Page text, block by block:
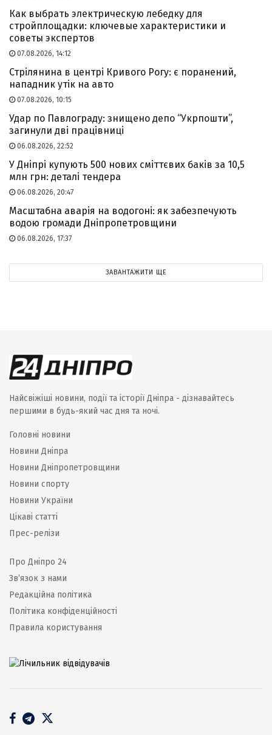
Как выбрать электрическую лебедку для
стройплощадки: ключевые характеристики и
советы экспертов
07.08.2026, 14:12
Стрілянина в центрі Кривого Рогу: є поранений,
нападник утік на авто
07.08.2026, 10:15
Удар по Павлограду: знищено депо “Укрпошти”,
загинули дві працівниці
06.08.2026, 22:52
У Дніпрі купують 500 нових сміттєвих баків за 10,5
млн грн: деталі тендера
06.08.2026, 20:47
Масштабна аварія на водогоні: як забезпечують
водою громади Дніпропетровщини
06.08.2026, 17:37
ЗАВАНТАЖИТИ ЩЕ
Найсвіжіші новини, події та історії Дніпра - дізнавайтесь
першими в будь-який час дня та ночі.
Головні новини
Новини Дніпра
Новини Дніпропетровщини
Новини спорту
Новини України
Цікаві статті
Прес-релізи
Про Дніпро 24
Зв’язок з нами
Редакційна політика
Політика конфіденційності
Правила користування